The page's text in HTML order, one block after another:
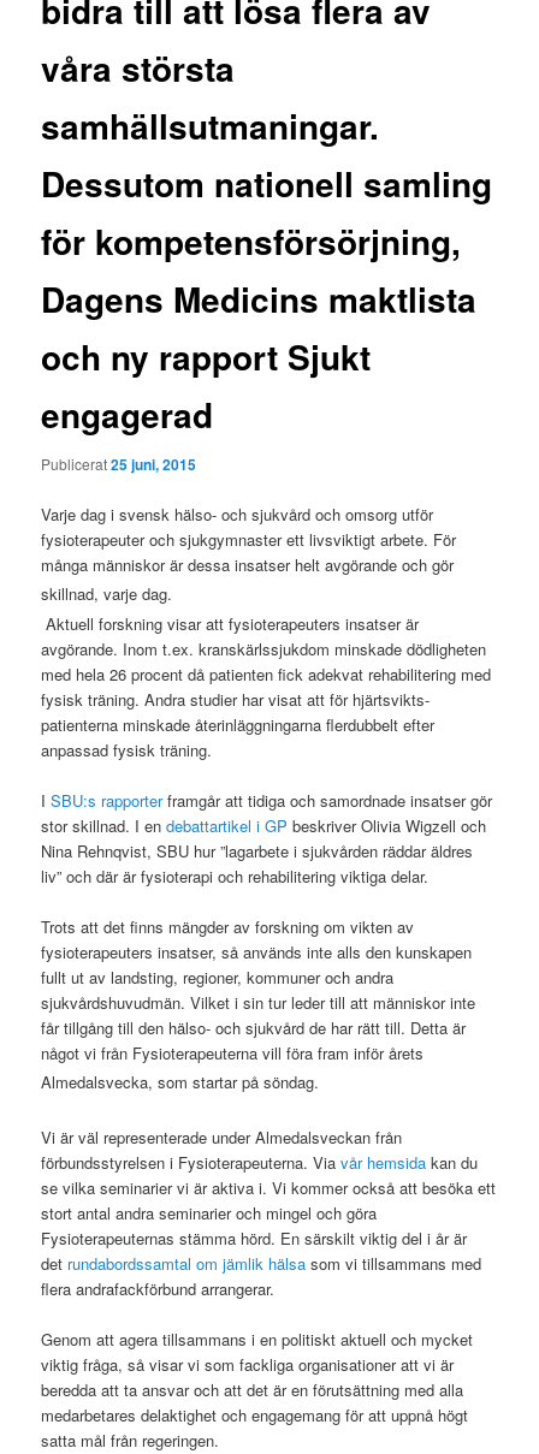
bidra till att lösa flera av
våra största
samhällsutmaningar.
Dessutom nationell samling
för kompetensförsörjning,
Dagens Medicins maktlista
och ny rapport Sjukt
engagerad
Publicerat25 juni, 2015
Varje dag i svensk hälso- och sjukvård och omsorg utför
fysioterapeuter och sjukgymnaster ett livsviktigt arbete. För
många människor är dessa insatser helt avgörande och gör
skillnad, varje dag.
Aktuell forskning visar att fysioterapeuters insatser är
avgörande. Inom t.ex. kranskärlssjukdom minskade dödligheten
med hela 26 procent då patienten fick adekvat rehabilitering med
fysisk träning. Andra studier har visat att för hjärtsvikts­
patienterna minskade återinläggningarna flerdubbelt efter
anpassad fysisk träning.
ISBU:s rapporterframgår att tidiga och samordnade insatser gör
stor skillnad. I endebattartikel i GP beskriver Olivia Wigzell och
Nina Rehnqvist, SBU hur ”lagarbete i sjukvården räddar äldres
liv” och där är fysioterapi och rehabilitering viktiga delar.
Trots att det finns mängder av forskning om vikten av
fysioterapeuters insatser, så används inte alls den kunskapen
fullt ut av landsting, regioner, kommuner och andra
sjukvårdshuvudmän. Vilket i sin tur leder till att människor inte
får tillgång till den hälso- och sjukvård de har rätt till. Detta är
något vi från Fysioterapeuterna vill föra fram inför årets
Almedalsvecka, som startar på söndag.
Vi är väl representerade under Almedalsveckan från
förbundsstyrelsen i Fysioterapeuterna. Viavår hemsida kan du
se vilka seminarier vi är aktiva i. Vi kommer också att besöka ett
stort antal andra seminarier och mingel och göra
Fysioterapeuternas stämma hörd. En särskilt viktig del i år är
det rundabordssamtal om jämlik hälsa som vi tillsammans med
flera andrafackförbund arrangerar.
Genom att agera tillsammans i en politiskt aktuell och mycket
viktig fråga, så visar vi som fackliga organisationer att vi är
beredda att ta ansvar och att det är en förutsättning med alla
medarbetares delaktighet och engagemang för att uppnå högt
satta mål från regeringen.